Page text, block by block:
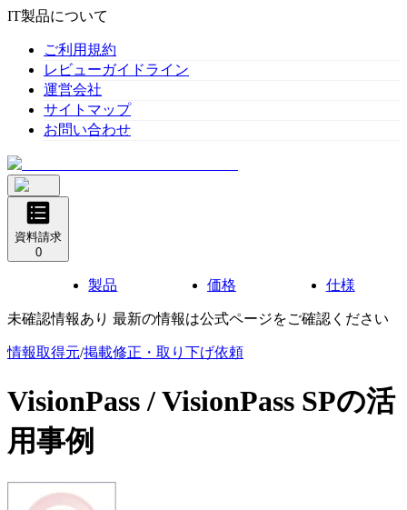
IT製品について
ご利用規約
レビューガイドライン
運営会社
サイトマップ
お問い合わせ
資料請求
0
製品 価格 仕様
未確認情報あり 最新の情報は公式ページをご確認ください
情報取得元/掲載修正・取り下げ依頼
VisionPass / VisionPass SPの活
用事例